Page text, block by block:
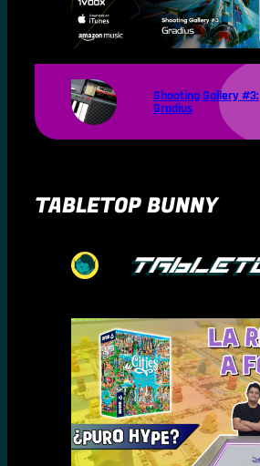
Shooting Gallery #3:
Gradius
TABLETOP BUNNY